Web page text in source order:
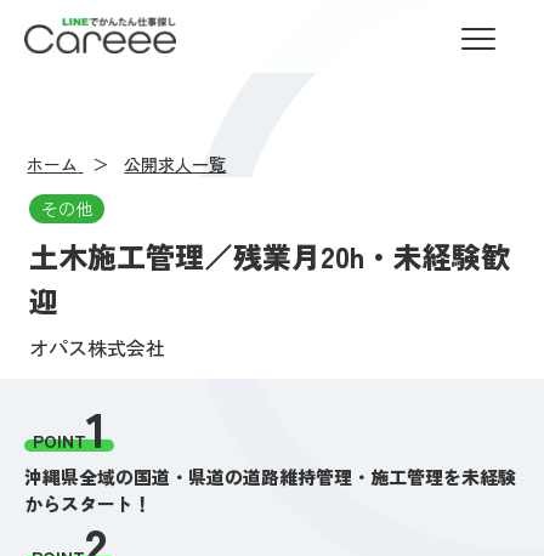
LINEでかんたん仕事探し Careee
ホーム
公開求人一覧
その他
土木施工管理／残業月20h・未経験歓
迎
オパス株式会社
POINT1
沖縄県全域の国道・県道の道路維持管理・施工管理を未経験
からスタート！